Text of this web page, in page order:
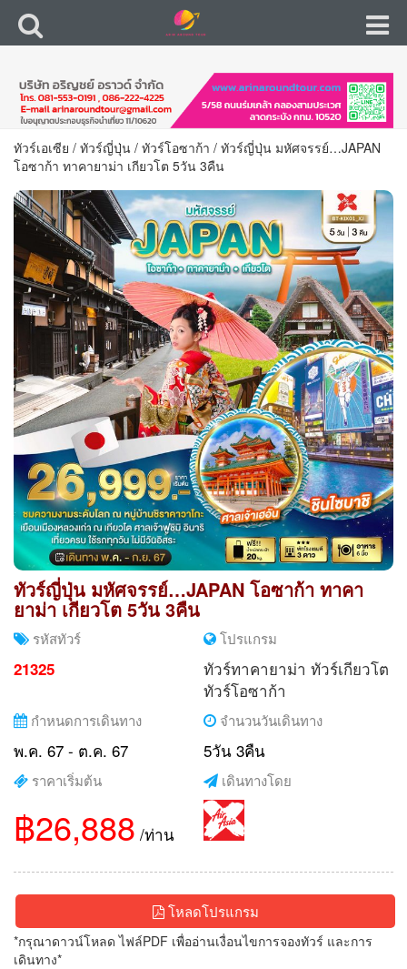
ทัวร์เอเซีย / ทัวร์ญี่ปุ่น / ทัวร์โอซาก้า / ทัวร์ญี่ปุ่น มหัศจรรย์…JAPAN
โอซาก้า ทาคายาม่า เกียวโต 5วัน 3คืน
ทัวร์ญี่ปุ่น มหัศจรรย์…JAPAN โอซาก้า ทาคา
ยาม่า เกียวโต 5วัน 3คืน
รหัสทัวร์
21325
โปรแกรม
ทัวร์ทาคายาม่า ทัวร์เกียวโต
ทัวร์โอซาก้า
กำหนดการเดินทาง
พ.ค. 67 - ต.ค. 67
จำนวนวันเดินทาง
5วัน 3คืน
ราคาเริ่มต้น
฿26,888 /ท่าน
เดินทางโดย
โหลดโปรแกรม
*กรุณาดาวน์โหลด ไฟล์PDF เพื่ออ่านเงื่อนไขการจองทัวร์ และการ
เดินทาง*